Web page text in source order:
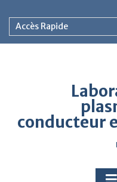
Accès Rapide
conducteur